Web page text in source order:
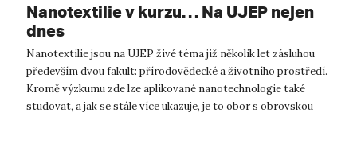
Nanotextilie v kurzu… Na UJEP nejen
dnes
Nanotextilie jsou na UJEP živé téma již několik let zásluhou
především dvou fakult: přírodovědecké a životního prostředí.
Kromě výzkumu zde lze aplikované nanotechnologie také
studovat, a jak se stále více ukazuje, je to obor s obrovskou